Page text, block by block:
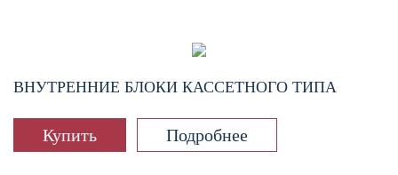
ВНУТРЕННИЕ БЛОКИ КАССЕТНОГО ТИПА
Купить Подробнее